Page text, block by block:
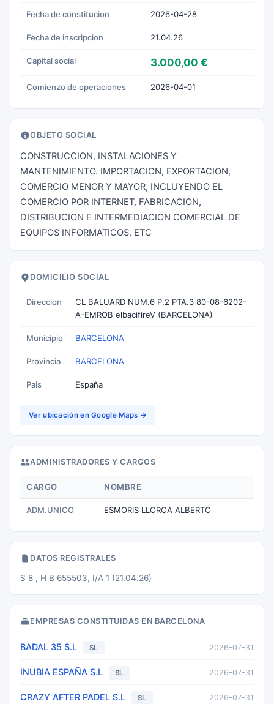
Fecha de constitucion 2026-04-28
Fecha de inscripcion 21.04.26
Capital social 3.000,00 €
Comienzo de operaciones 2026-04-01
OBJETO SOCIAL
CONSTRUCCION, INSTALACIONES Y
MANTENIMIENTO. IMPORTACION, EXPORTACION,
COMERCIO MENOR Y MAYOR, INCLUYENDO EL
COMERCIO POR INTERNET, FABRICACION,
DISTRIBUCION E INTERMEDIACION COMERCIAL DE
EQUIPOS INFORMATICOS, ETC
DOMICILIO SOCIAL
Direccion
CL BALUARD NUM.6 P.2 PTA.3 80-08-6202-
A-EMROB elbacifireV (BARCELONA)
Municipio BARCELONA
Provincia BARCELONA
Pais España
Ver ubicación en Google Maps →
ADMINISTRADORES Y CARGOS
CARGO NOMBRE
ADM.UNICO ESMORIS LLORCA ALBERTO
DATOS REGISTRALES
S 8 , H B 655503, I/A 1 (21.04.26)
EMPRESAS CONSTITUIDAS EN BARCELONA
BADAL 35 S.L SL 2026-07-31
INUBIA ESPAÑA S.L SL 2026-07-31
CRAZY AFTER PADEL S.L SL 2026-07-31